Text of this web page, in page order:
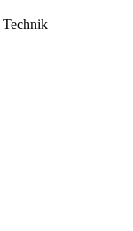
Technik